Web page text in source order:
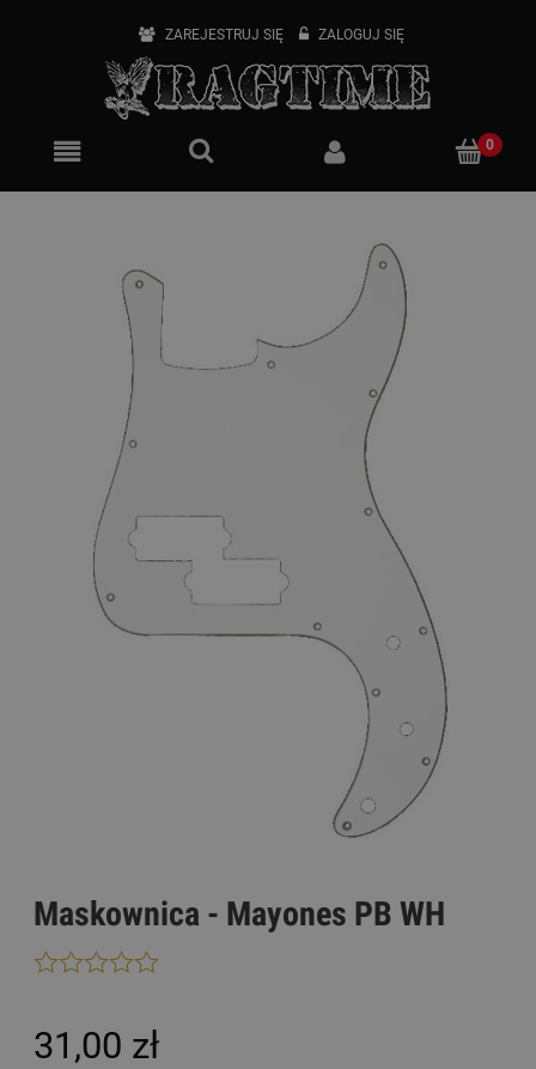
ZAREJESTRUJ SIĘ ZALOGUJ SIĘ
Maskownica - Mayones PB WH
31,00 zł